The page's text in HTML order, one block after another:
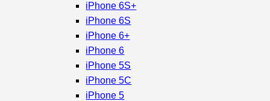
iPhone 6S+
iPhone 6S
iPhone 6+
iPhone 6
iPhone 5S
iPhone 5C
iPhone 5